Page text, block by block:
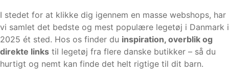
I stedet for at klikke dig igennem en masse webshops, har
vi samlet det bedste og mest populære legetøj i Danmark i
2025 ét sted. Hos os finder du inspiration, overblik og
direkte links til legetøj fra flere danske butikker – så du
hurtigt og nemt kan finde det helt rigtige til dit barn.